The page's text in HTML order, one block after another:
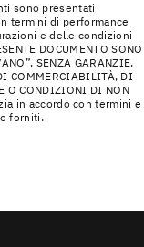
sono presentati
termini di performance
e delle condizioni
DOCUMENTO SONO
SENZA GARANZIE,
COMMERCIABILITÀ, DI
O CONDIZIONI DI NON
in accordo con termini e
forniti.